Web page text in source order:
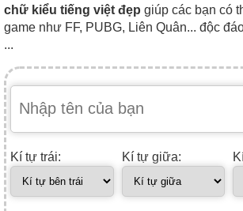
chữ kiểu tiếng việt đẹp giúp các bạn có
game như FF, PUBG, Liên Quân... độc
...
Kí tự trái: Kí tự giữa: